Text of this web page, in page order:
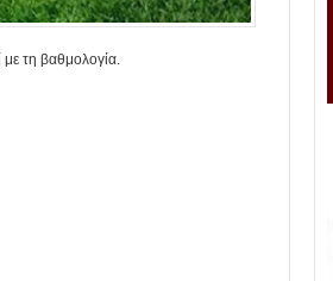
με τη βαθμολογία.